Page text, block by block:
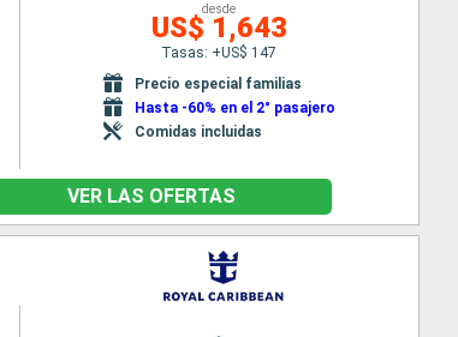
desde
US$ 1,643
Tasas: +US$ 147
Precio especial familias
Hasta -60% en el 2° pasajero
Comidas incluidas
VER LAS OFERTAS